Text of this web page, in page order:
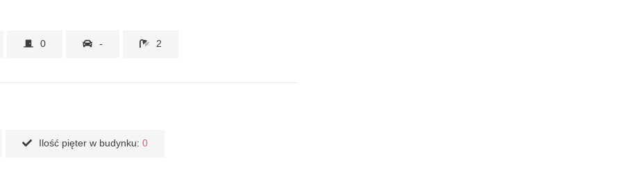
0 - 2
Ilość pięter w budynku: 0